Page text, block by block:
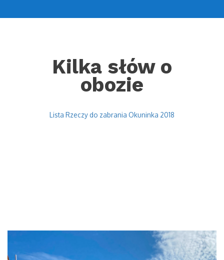
Kilka słów o
obozie
Lista Rzeczy do zabrania Okuninka 2018